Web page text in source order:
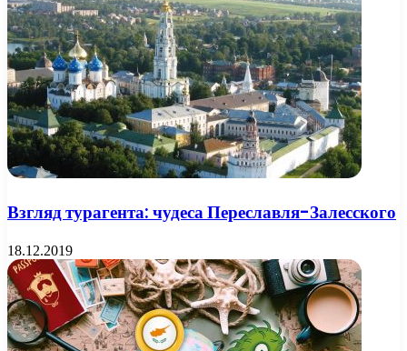
Взгляд турагента: чудеса Переславля-Залесского
18.12.2019